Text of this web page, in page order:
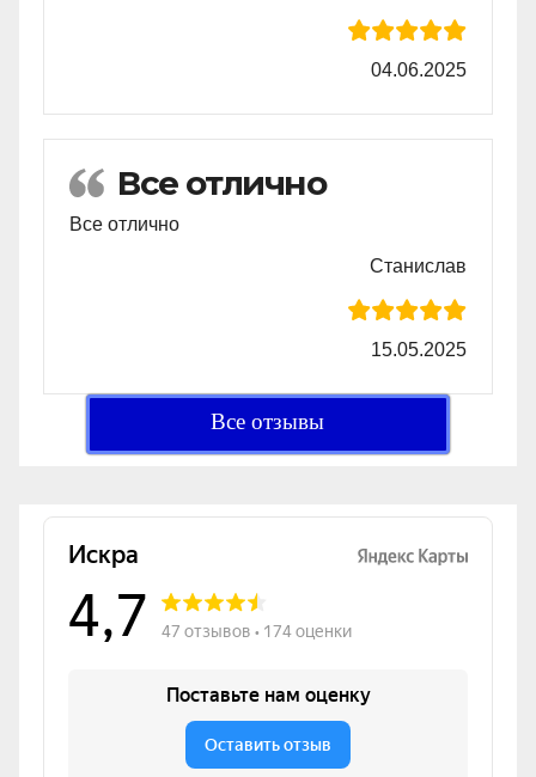
04.06.2025
Все отлично
Все отлично
Станислав
15.05.2025
Все отзывы